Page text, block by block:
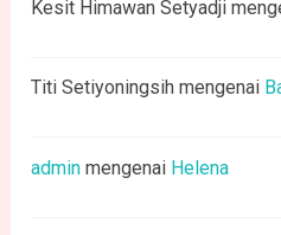
Kesit Himawan Setyadji
Titi Setiyoningsih mengenai
admin mengenai Helena